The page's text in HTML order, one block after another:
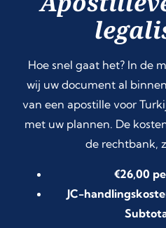
Hoe snel gaat het? In de
wij uw document al binnen
van een apostille voor
met uw plannen. De
de rechtbank,
€26,00
JC-